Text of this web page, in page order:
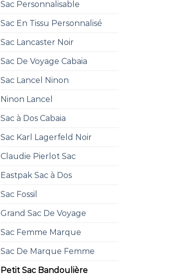
Sac Personnalisable
Sac En Tissu Personnalisé
Sac Lancaster Noir
Sac De Voyage Cabaia
Sac Lancel Ninon
Ninon Lancel
Sac à Dos Cabaia
Sac Karl Lagerfeld Noir
Claudie Pierlot Sac
Eastpak Sac à Dos
Sac Fossil
Grand Sac De Voyage
Sac Femme Marque
Sac De Marque Femme
Petit Sac Bandoulière